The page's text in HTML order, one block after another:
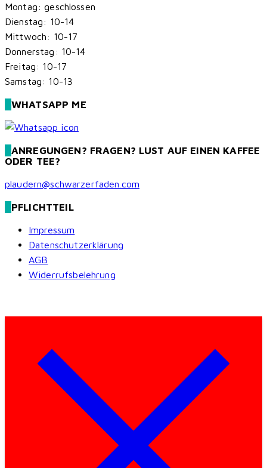
Montag: geschlossen
Dienstag: 10-14
Mittwoch: 10-17
Donnerstag: 10-14
Freitag: 10-17
Samstag: 10-13
WHATSAPP ME
ANREGUNGEN? FRAGEN? LUST AUF EINEN KAFFEE
ODER TEE?
plaudern@schwarzerfaden.com
PFLICHTTEIL
Impressum
Datenschutzerklärung
AGB
Widerrufsbelehrung